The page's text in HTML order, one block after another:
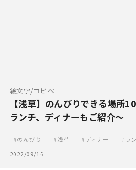
絵文字/コピペ
【浅草】のんびりできる場所
ランチ、ディナーもご紹介～
のんびり 浅草 ディナー ラ
2022/09/16